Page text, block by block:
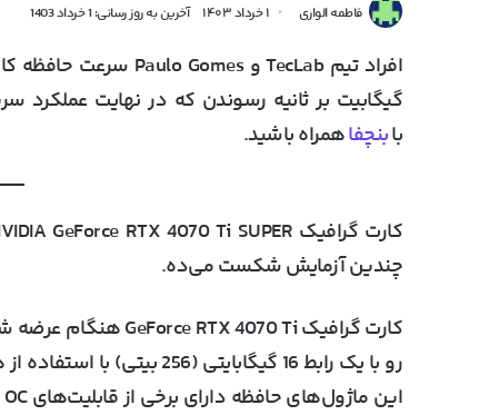
فاطمه الواری ۱ خرداد ۱۴۰۳ آخرین به روز رسانی: 1 خرداد 1403
بابنچفاهمراه باشید.
چندین آزمایش شکست می‌ده.